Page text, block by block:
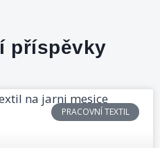
příspěvky
PRACOVNÍ TEXTIL